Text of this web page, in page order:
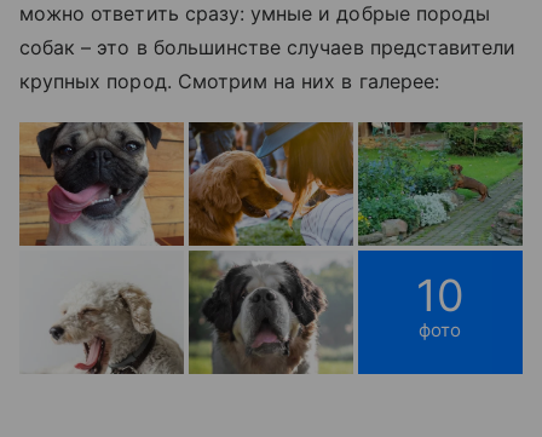
можно ответить сразу: умные и добрые породы
собак – это в большинстве случаев представители
крупных пород. Смотрим на них в галерее:
10
фото